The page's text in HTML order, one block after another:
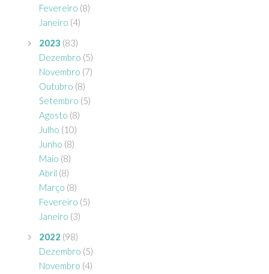
Fevereiro (8)
Janeiro (4)
2023 (83)
Dezembro (5)
Novembro (7)
Outubro (8)
Setembro (5)
Agosto (8)
Julho (10)
Junho (8)
Maio (8)
Abril (8)
Março (8)
Fevereiro (5)
Janeiro (3)
2022 (98)
Dezembro (5)
Novembro (4)